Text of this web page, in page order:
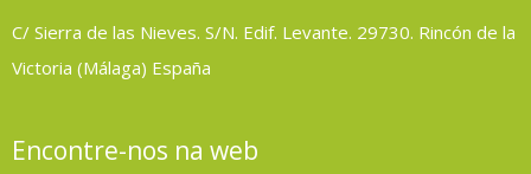
C/ Sierra de las Nieves. S/N. Edif. Levante. 29730. Rincón de la
Victoria (Málaga) España
Encontre-nos na web